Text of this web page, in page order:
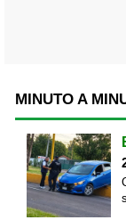
MINUTO A